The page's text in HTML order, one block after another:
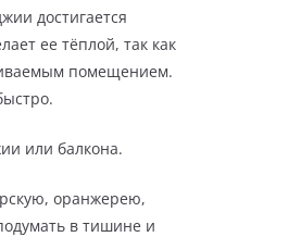
достигается
ее тёплой, так как
помещением.
или балкона.
оранжерею,
в тишине и